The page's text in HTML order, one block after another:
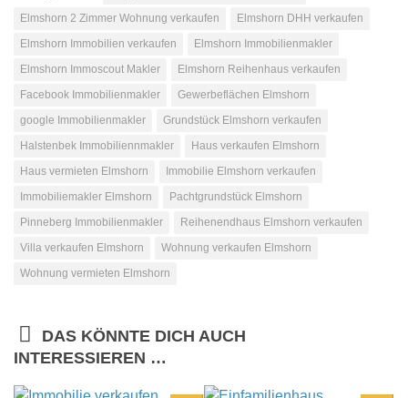
Elmshorn 2 Zimmer Wohnung verkaufen
Elmshorn DHH verkaufen
Elmshorn Immobilien verkaufen
Elmshorn Immobilienmakler
Elmshorn Immoscout Makler
Elmshorn Reihenhaus verkaufen
Facebook Immobilienmakler
Gewerbeflächen Elmshorn
google Immobilienmakler
Grundstück Elmshorn verkaufen
Halstenbek Immobiliennmakler
Haus verkaufen Elmshorn
Haus vermieten Elmshorn
Immobilie Elmshorn verkaufen
Immobiliemakler Elmshorn
Pachtgrundstück Elmshorn
Pinneberg Immobilienmakler
Reihenendhaus Elmshorn verkaufen
Villa verkaufen Elmshorn
Wohnung verkaufen Elmshorn
Wohnung vermieten Elmshorn
DAS KÖNNTE DICH AUCH
INTERESSIEREN …